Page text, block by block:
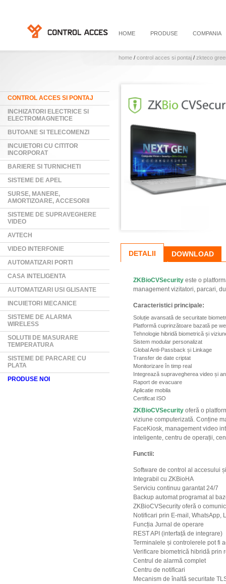
HOME PRODUSE COMPANIA
home / control acces si pontaj / zkteco
CONTROL ACCES SI PONTAJ
INCHIZATORI ELECTRICE SI
ELECTROMAGNETICE
BUTOANE SI TELECOMENZI
INCUIETORI CU CITITOR
INCORPORAT
BARIERE SI TURNICHETI
SISTEME DE APEL
SURSE, MANERE,
AMORTIZOARE, ACCESORII
SISTEME DE SUPRAVEGHERE
VIDEO
AVTECH
VIDEO INTERFONIE
AUTOMATIZARI PORTI
CASA INTELIGENTA
AUTOMATIZARI USI GLISANTE
INCUIETORI MECANICE
SISTEME DE ALARMA
WIRELESS
SOLUTII DE MASURARE
TEMPERATURA
SISTEME DE PARCARE CU
PLATA
PRODUSE NOI
DETALII DOWNLOAD
ZKBioCVSecurity este o
management vizitatori, parcari,
Caracteristici principale:
Soluție avansată de securitate
Platformă cuprinzătoare bazată pe
Tehnologie hibridă biometrică și
Sistem modular personalizat
Global Anti-Passback și Linkage
Transfer de date criptat
Monitorizare în timp real
Integrează supravegherea video și
Raport de evacuare
Aplicatie mobila
Certificat ISO
ZKBioCVSecurity oferă o
viziune computerizată. Conține
FaceKiosk, management video
inteligente, centru de operații,
Functii:
Software de control al accesului
Integrabil cu ZKBioHA
Serviciu continuu garantat 24/7
Backup automat programat al
ZKBioCVSecurity oferă o
Notificari prin E-mail, WhatsApp,
Funcția Jurnal de operare
REST API (interfață de integrare)
Terminalele și controlerele pot fi
Verificare biometrică hibridă prin
Centrul de alarmă complet
Centru de notificari
Mecanism de înaltă securitate